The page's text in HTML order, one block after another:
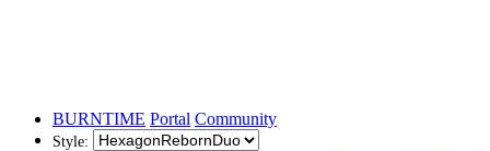
BURNTIME Portal Community
Style: